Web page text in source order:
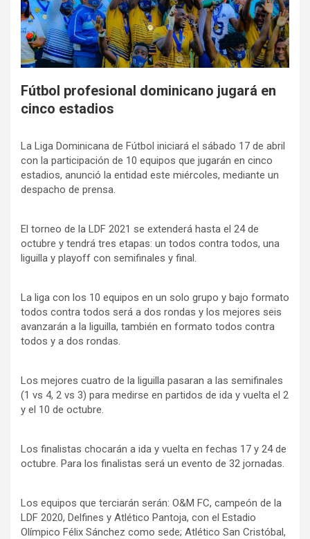
Fútbol profesional dominicano jugará en
cinco estadios
La Liga Dominicana de Fútbol iniciará el sábado 17 de abril
con la participación de 10 equipos que jugarán en cinco
estadios, anunció la entidad este miércoles, mediante un
despacho de prensa.
El torneo de la LDF 2021 se extenderá hasta el 24 de
octubre y tendrá tres etapas: un todos contra todos, una
liguilla y playoff con semifinales y final.
La liga con los 10 equipos en un solo grupo y bajo formato
todos contra todos será a dos rondas y los mejores seis
avanzarán a la liguilla, también en formato todos contra
todos y a dos rondas.
Los mejores cuatro de la liguilla pasaran a las semifinales
(1 vs 4, 2 vs 3) para medirse en partidos de ida y vuelta el 2
y el 10 de octubre.
Los finalistas chocarán a ida y vuelta en fechas 17 y 24 de
octubre. Para los finalistas será un evento de 32 jornadas.
Los equipos que terciarán serán: O&M FC, campeón de la
LDF 2020, Delfines y Atlético Pantoja, con el Estadio
Olímpico Félix Sánchez como sede; Atlético San Cristóbal,